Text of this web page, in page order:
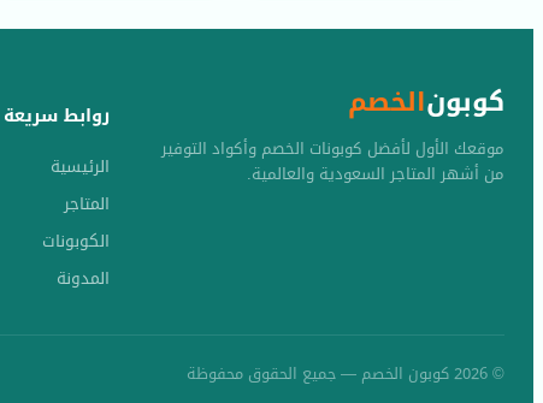
كوبونالخصم
موقعك الأول لأفضل كوبونات الخصم وأكواد التوفير
من أشهر المتاجر السعودية والعالمية.
روابط سريعة
الرئيسية
المتاجر
الكوبونات
المدونة
© 2026 كوبون الخصم — جميع الحقوق محفوظة